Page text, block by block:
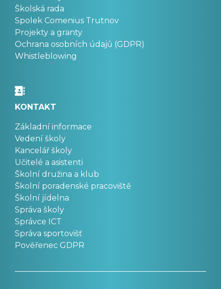
Školská rada
Spolek Comenius Trutnov
Projekty a granty
Ochrana osobních údajů (GDPR)
Whistleblowing
KONTAKT
Základní informace
Vedení školy
Kancelář školy
Učitelé a asistenti
Školní družina a klub
Školní poradenské pracoviště
Školní jídelna
Správa školy
Správce ICT
Správa sportovišť
Pověřenec GDPR